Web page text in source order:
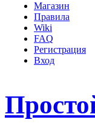
Магазин
Правила
Wiki
FAQ
Регистрация
Вход